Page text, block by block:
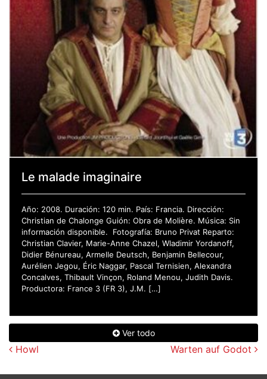
Le malade imaginaire
Año: 2008. Duración: 120 min. País: Francia. Dirección:
Christian de Chalonge Guión: Obra de Molière. Música: Sin
información disponible. Fotografía: Bruno Privat Reparto:
Christian Clavier, Marie-Anne Chazel, Wladimir Yordanoff,
Didier Bénureau, Armelle Deutsch, Benjamin Bellecour,
Aurélien Jegou, Éric Naggar, Pascal Ternisien, Alexandra
Concalves, Thibault Vinçon, Roland Menou, Judith Davis.
Productora: France 3 (FR 3), J.M. […]
Ver todo
Navegación de entradas
Howl Warten auf Godot